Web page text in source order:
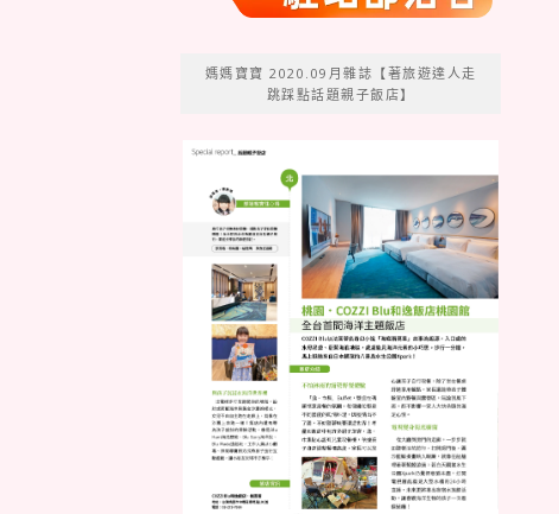
媽媽寶寶 2020.09月雜誌【著旅遊達人走
跳踩點話題親子飯店】